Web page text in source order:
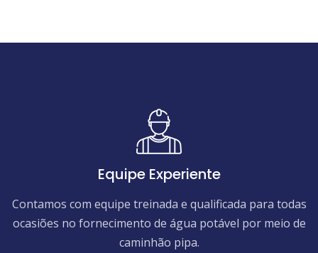
Equipe Experiente
Contamos com equipe treinada e qualificada para todas
ocasiões no fornecimento de água potável por meio de
caminhão pipa.